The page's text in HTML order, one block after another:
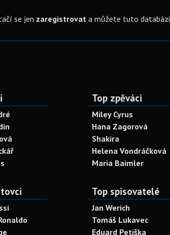
se jen zaregistrovata můžete tuto databázi
Top zpěváci
Miley Cyrus
Hana Zagorová
Shakira
Helena Vondráčková
Maria Baimler
Top spisovatelé
Jan Werich
Tomáš Lukavec
Eduard Petiška